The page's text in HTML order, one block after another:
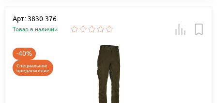
Арт.: 3830-376
Товар в наличии
-40%
Специальное
предложение